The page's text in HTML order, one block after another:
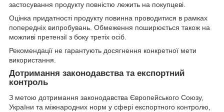
застосування продукту повністю лежить на покупцеві.
Оцінка придатності продукту повинна проводитися в рамках
попередніх випробувань. Обмеження поширюється також на
можливі претензії з боку третіх осіб.
Рекомендації не гарантують досягнення конкретної мети
використання.
Дотримання законодавства та експортний
контроль
З метою дотримання законодавства Європейського Союзу,
України та міжнародних норм у сфері експортного контролю,